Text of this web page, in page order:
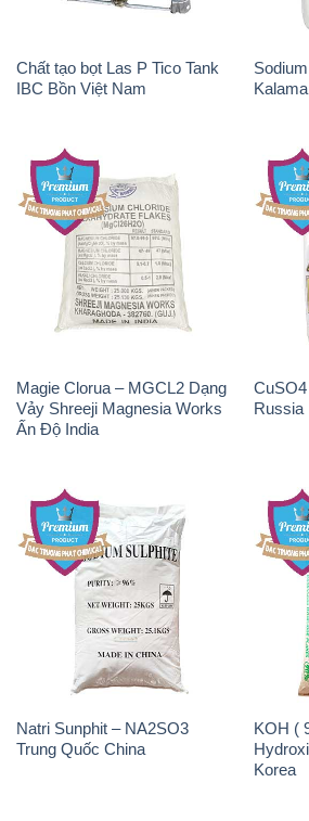
Chất tạo bọt Las P Tico Tank
IBC Bồn Việt Nam
Magie Clorua – MGCL2 Dạng
Vảy Shreeji Magnesia Works
Ấn Độ India
Russia
Natri Sunphit – NA2SO3
Trung Quốc China
KOH (
Korea